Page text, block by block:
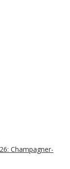
Champagner-